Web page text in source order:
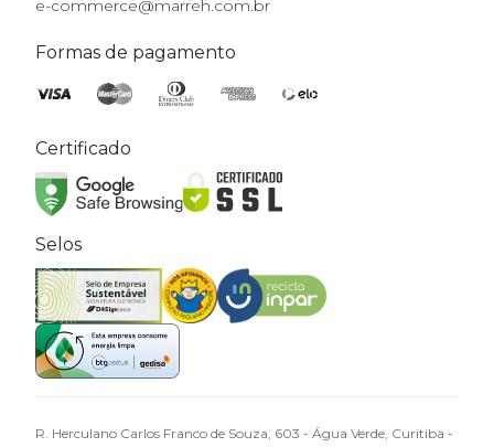
e-commerce@marreh.com.br
Formas de pagamento
Certificado
Selos
R. Herculano Carlos Franco de Souza, 603 - Água Verde, Curitiba -